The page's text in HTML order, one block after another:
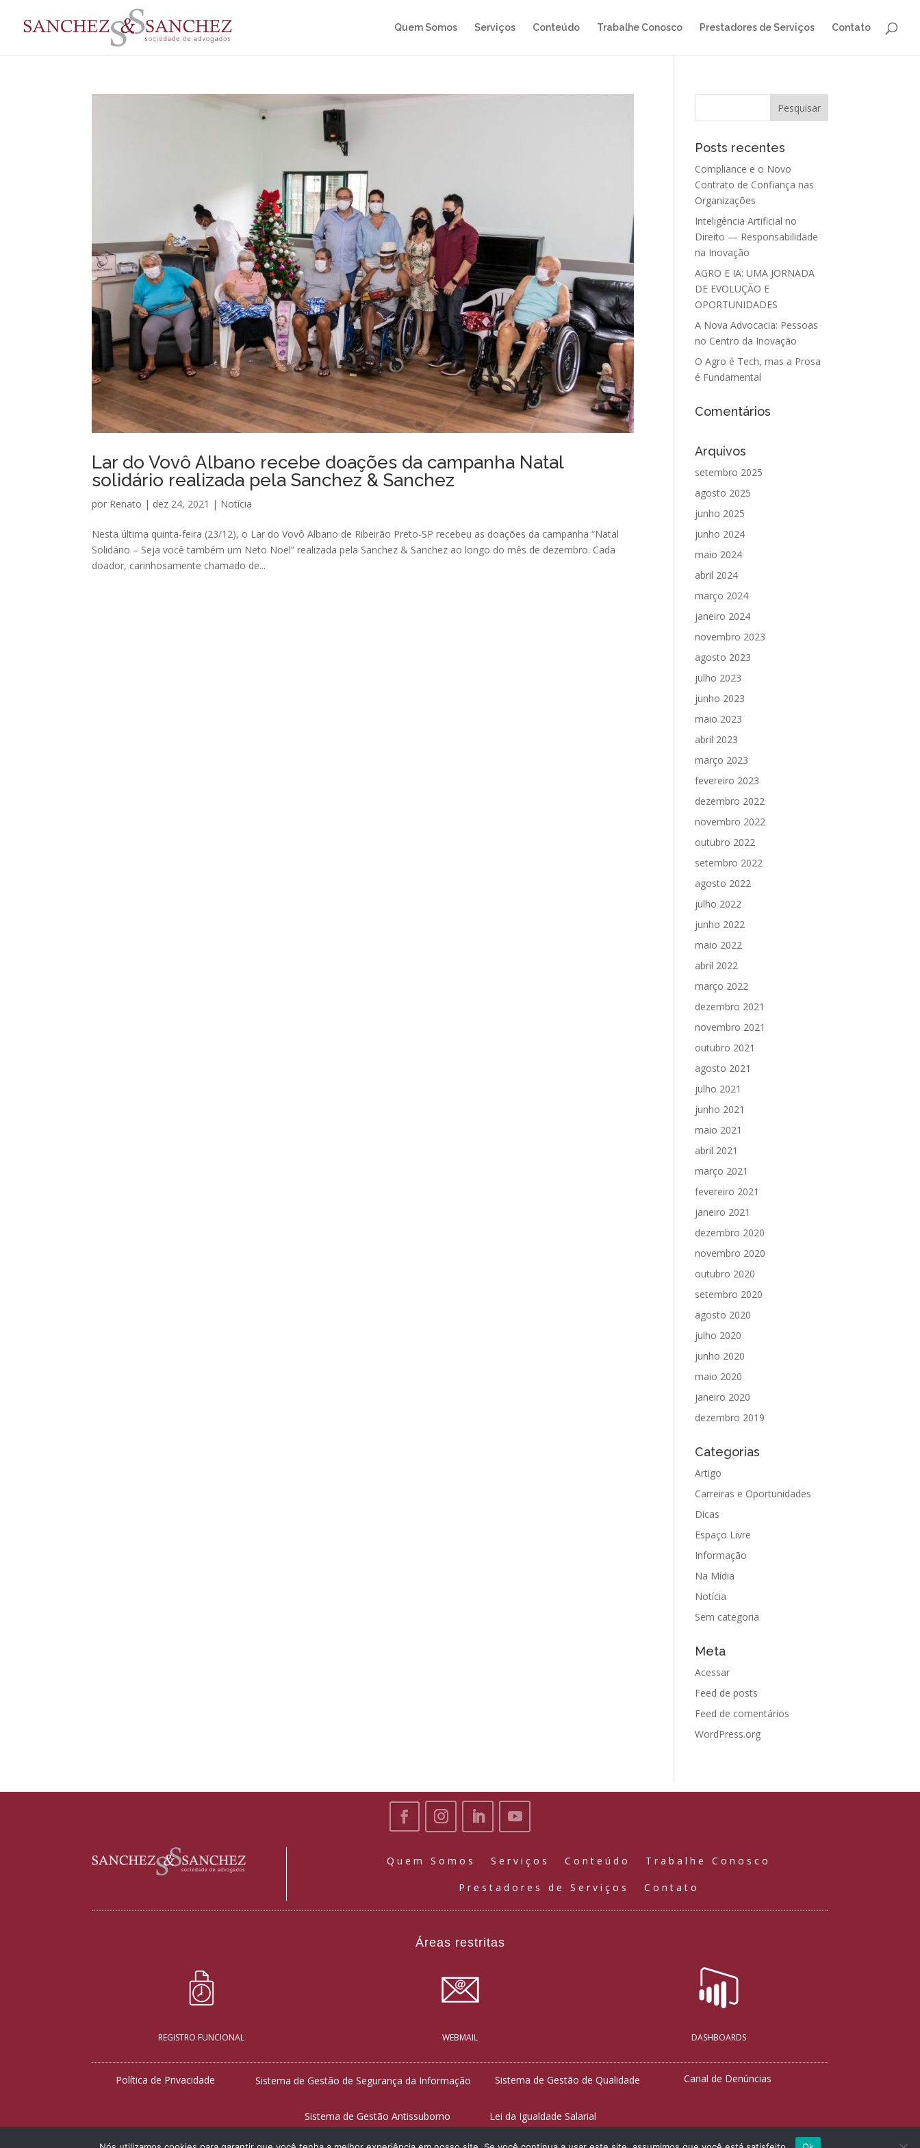
Quem Somos Serviços Conteúdo Trabalhe Conosco Prestadores de Serviços Contato
Lar do Vovô Albano recebe doações da campanha Natal
solidário realizada pela Sanchez & Sanchez
por Renato | dez 24, 2021 | Notícia
Nesta última quinta-feira (23/12), o Lar do Vovô Albano de Ribeirão Preto-SP recebeu as doações da campanha “Natal
Solidário – Seja você também um Neto Noel” realizada pela Sanchez & Sanchez ao longo do mês de dezembro. Cada
doador, carinhosamente chamado de...
Posts recentes
Compliance e o Novo
Contrato de Confiança nas
Organizações
Inteligência Artificial no
Direito — Responsabilidade
na Inovação
AGRO E IA: UMA JORNADA
DE EVOLUÇÃO E
OPORTUNIDADES
A Nova Advocacia: Pessoas
no Centro da Inovação
O Agro é Tech, mas a Prosa
é Fundamental
Comentários
Arquivos
setembro 2025
agosto 2025
junho 2025
junho 2024
maio 2024
abril 2024
março 2024
janeiro 2024
novembro 2023
agosto 2023
julho 2023
junho 2023
maio 2023
abril 2023
março 2023
fevereiro 2023
dezembro 2022
novembro 2022
outubro 2022
setembro 2022
agosto 2022
julho 2022
junho 2022
maio 2022
abril 2022
março 2022
dezembro 2021
novembro 2021
outubro 2021
agosto 2021
julho 2021
junho 2021
maio 2021
abril 2021
março 2021
fevereiro 2021
janeiro 2021
dezembro 2020
novembro 2020
outubro 2020
setembro 2020
agosto 2020
julho 2020
junho 2020
maio 2020
janeiro 2020
dezembro 2019
Categorias
Artigo
Carreiras e Oportunidades
Dicas
Espaço Livre
Informação
Na Mídia
Notícia
Sem categoria
Meta
Acessar
Feed de posts
Feed de comentários
WordPress.org
Quem Somos Serviços Conteúdo Trabalhe Conosco
Prestadores de Serviços Contato
Áreas restritas
REGISTRO FUNCIONAL WEBMAIL DASHBOARDS
Política de Privacidade Sistema de Gestão de Segurança da Informação Sistema de Gestão de Qualidade Canal de Denúncias
Sistema de Gestão Antissuborno Lei da Igualdade Salarial